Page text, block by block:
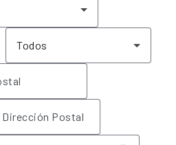
Todos